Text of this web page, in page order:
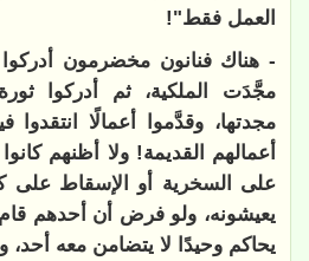
العمل فقط"!
- هناك فنانون مخضرمون أدركوا
مجَّدَت الملكية، ثم أدركوا
مجدتها، وقدَّموا أعمالًا
أعمالهم القديمة! ولا أظنهم
على السخرية أو الإسقاط على
يعيشونه، ولو فرض أن أحدهم قام
يحاكم وحيدًا لا يتضامن معه